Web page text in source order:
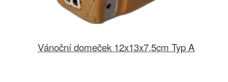
Vánoční domeček 12x13x7,5cm Typ A